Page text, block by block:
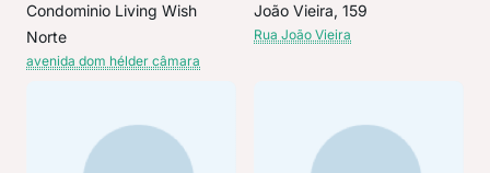
Condominio Living Wish
Norte
avenida dom hélder câmara
João Vieira, 159
Rua João Vieira